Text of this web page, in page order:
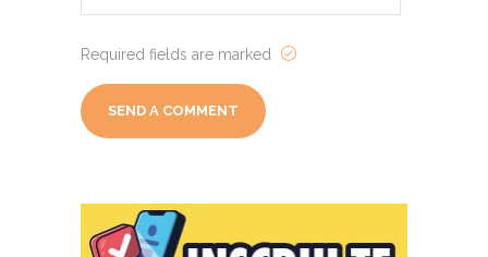
Required fields are marked